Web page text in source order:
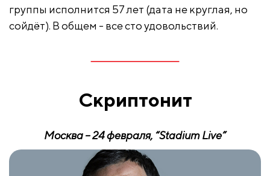
группы исполнится 57 лет (дата не круглая, но
сойдёт). В общем - все сто удовольствий.
Скриптонит
Москва – 24 февраля, “Stadium Live”